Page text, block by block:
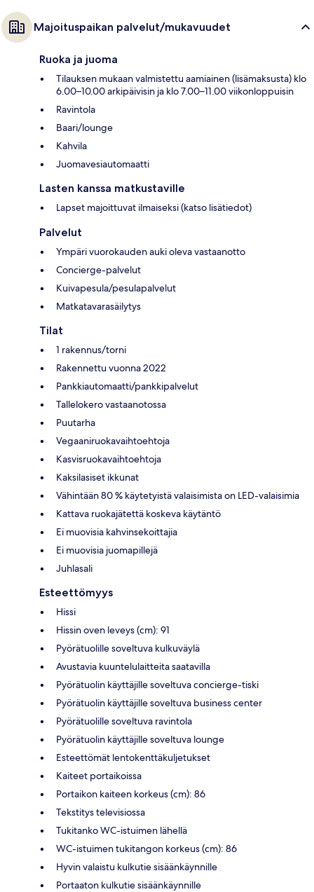
Majoituspaikan palvelut/mukavuudet
Ruoka ja juoma
Tilauksen mukaan valmistettu aamiainen (lisämaksusta) klo
6.00–10.00 arkipäivisin ja klo 7.00–11.00 viikonloppuisin
Ravintola
Baari/lounge
Kahvila
Juomavesiautomaatti
Lasten kanssa matkustaville
Lapset majoittuvat ilmaiseksi (katso lisätiedot)
Palvelut
Ympäri vuorokauden auki oleva vastaanotto
Concierge-palvelut
Kuivapesula/pesulapalvelut
Matkatavarasäilytys
Tilat
1 rakennus/torni
Rakennettu vuonna 2022
Pankkiautomaatti/pankkipalvelut
Tallelokero vastaanotossa
Puutarha
Vegaaniruokavaihtoehtoja
Kasvisruokavaihtoehtoja
Kaksilasiset ikkunat
Vähintään 80 % käytetyistä valaisimista on LED-valaisimia
Kattava ruokajätettä koskeva käytäntö
Ei muovisia kahvinsekoittajia
Ei muovisia juomapillejä
Juhlasali
Esteettömyys
Hissi
Hissin oven leveys (cm): 91
Pyörätuolille soveltuva kulkuväylä
Avustavia kuuntelulaitteita saatavilla
Pyörätuolin käyttäjille soveltuva concierge-tiski
Pyörätuolin käyttäjille soveltuva business center
Pyörätuolille soveltuva ravintola
Pyörätuolin käyttäjille soveltuva lounge
Esteettömät lentokenttäkuljetukset
Kaiteet portaikoissa
Portaikon kaiteen korkeus (cm): 86
Tekstitys televisiossa
Tukitanko WC-istuimen lähellä
WC-istuimen tukitangon korkeus (cm): 86
Hyvin valaistu kulkutie sisäänkäynnille
Portaaton kulkutie sisäänkäynnille